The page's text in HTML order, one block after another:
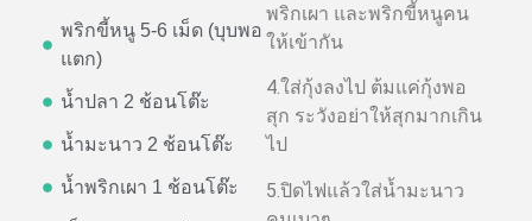
พริกขี้หนู 5-6 เม็ด (บุบพอ
แตก)
น้ำปลา 2 ช้อนโต๊ะ
น้ำมะนาว 2 ช้อนโต๊ะ
น้ำพริกเผา 1 ช้อนโต๊ะ
พริกเผา และพริกขี้หนูคน
ให้เข้ากัน
4.ใส่กุ้งลงไป ต้มแค่กุ้งพอ
สุก ระวังอย่าให้สุกมากเกิน
ไป
5.ปิดไฟแล้วใส่น้ำมะนาว